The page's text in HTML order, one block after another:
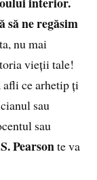
să ne regăsim
nu mai
vieții tale!
afli ce arhetip ți
sau
sau
Pearsonte va